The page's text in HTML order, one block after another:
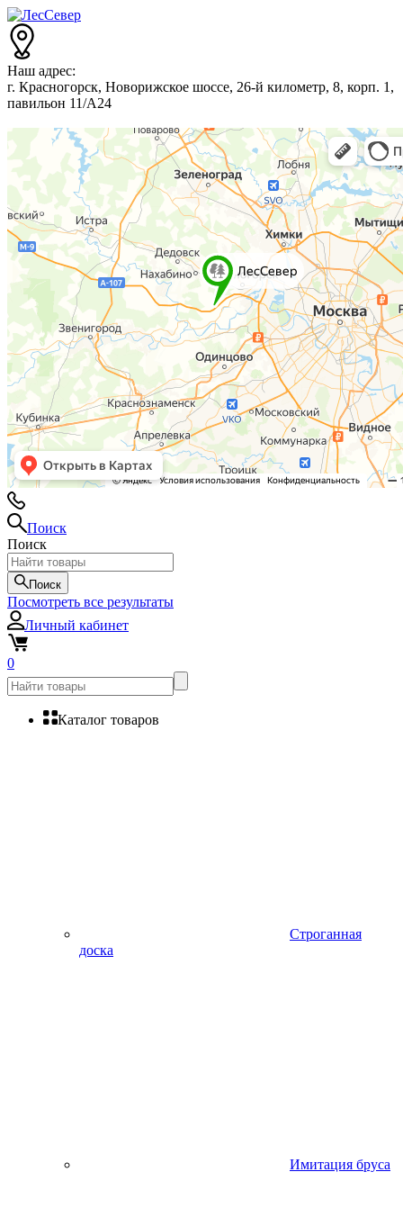
Наш адрес:
г. Красногорск, Новорижское шоссе, 26-й километр, 8, корп. 1,
павильон 11/А24
Поиск
Поиск
Поиск
Посмотреть все результаты
Личный кабинет
0
Каталог товаров
Строганная
доска
Имитация бруса